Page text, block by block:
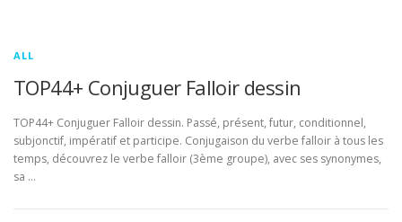
ALL
TOP44+ Conjuguer Falloir dessin
TOP44+ Conjuguer Falloir dessin. Passé, présent, futur, conditionnel,
subjonctif, impératif et participe. Conjugaison du verbe falloir à tous les
temps, découvrez le verbe falloir (3ème groupe), avec ses synonymes,
sa …